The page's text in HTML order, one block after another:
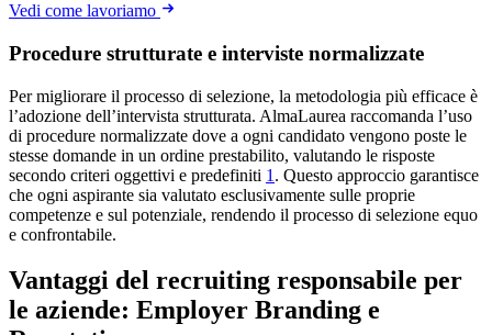
Vedi come lavoriamo
Procedure strutturate e interviste normalizzate
Per migliorare il processo di selezione, la metodologia più efficace è
l’adozione dell’intervista strutturata. AlmaLaurea raccomanda l’uso
di procedure normalizzate dove a ogni candidato vengono poste le
stesse domande in un ordine prestabilito, valutando le risposte
secondo criteri oggettivi e predefiniti 1 . Questo approccio garantisce
che ogni aspirante sia valutato esclusivamente sulle proprie
competenze e sul potenziale, rendendo il processo di selezione equo
e confrontabile.
Vantaggi del recruiting responsabile per
le aziende: Employer Branding e